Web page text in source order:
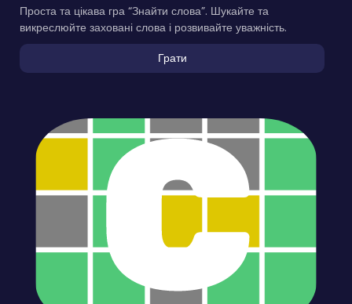
Проста та цікава гра “Знайти слова”. Шукайте та
викреслюйте заховані слова і розвивайте уважність.
Грати